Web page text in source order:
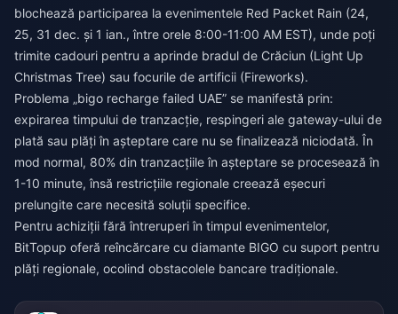
blochează participarea la evenimentele Red Packet Rain (24,
25, 31 dec. și 1 ian., între orele 8:00-11:00 AM EST), unde poți
trimite cadouri pentru a aprinde bradul de Crăciun (Light Up
Christmas Tree) sau focurile de artificii (Fireworks).
Problema „bigo recharge failed UAE” se manifestă prin:
expirarea timpului de tranzacție, respingeri ale gateway-ului de
plată sau plăți în așteptare care nu se finalizează niciodată. În
mod normal, 80% din tranzacțiile în așteptare se procesează în
1-10 minute, însă restricțiile regionale creează eșecuri
prelungite care necesită soluții specifice.
Pentru achiziții fără întreruperi în timpul evenimentelor,
BitTopup oferă reîncărcare cu diamante BIGO cu suport pentru
plăți regionale, ocolind obstacolele bancare tradiționale.